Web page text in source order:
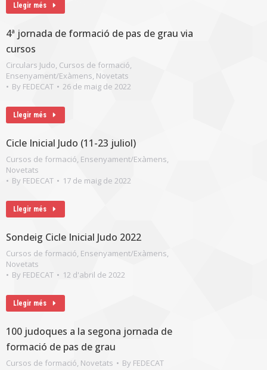
Llegir més
4ª jornada de formació de pas de grau via
cursos
Circulars Judo, Cursos de formació,
Ensenyament/Exàmens, Novetats
By FEDECAT 26 de maig de 2022
Llegir més
Cicle Inicial Judo (11-23 juliol)
Cursos de formació, Ensenyament/Exàmens,
Novetats
By FEDECAT 17 de maig de 2022
Llegir més
Sondeig Cicle Inicial Judo 2022
Cursos de formació, Ensenyament/Exàmens,
Novetats
By FEDECAT 12 d'abril de 2022
Llegir més
100 judoques a la segona jornada de
formació de pas de grau
Cursos de formació, Novetats By FEDECAT